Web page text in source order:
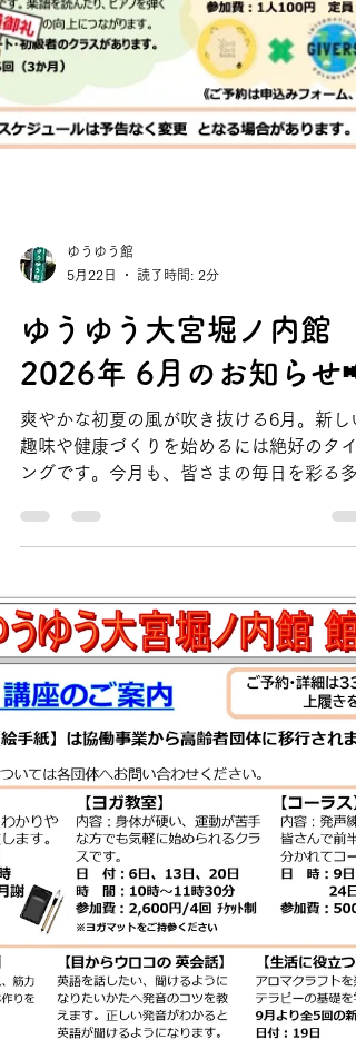
ゆうゆう館
ゆうゆう大宮堀ノ内館
2026年 6月のお知らせ📢
爽やかな初夏の風が吹き抜ける6月。新し
趣味や健康づくりを始めるには絶好のタイ
ングです。今月も、皆さまの毎日を彩る多
な講座をご用意してお待ちしております。
ゆうゆう館は区内に住む60歳以上の方の憩
い、生きがい学び、ふれあい交流、健康づ
りの場としてご利用いただく施設です。ご
用の際は「高齢者活動支援センター・ゆう
う館利用証」をご提示ください。（利用証
行には身分証明書のご提示が必要です。）
ゆうゆう館には【個人利用】【団体利用】
他に、運営団体が運営する【協働事業】と
空いているお部屋を有料でお使いいただけ
【一般利用】がございます。 【協働事業】